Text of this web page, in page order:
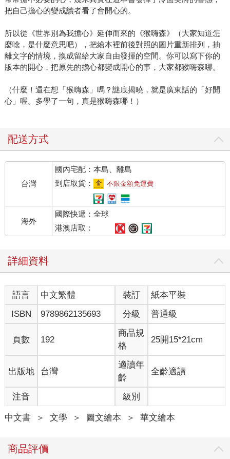
把自己擔心的變成讀者看了會開心的。
所以從《世界別為我擔心》延伸而來的《猴嗨森》（大家知道怎
麼唸，是什麼意思吧），把繪本裡前後對照的圖片重新排列，抽
離文字的情境，換成留給大家自由發揮的空間。你可以寫下你的
版本的開心，把原先的擔心都變成開心的事，大家都猴嗨森哪。
（什麼！還在想「猴嗨森」嗎？謎底揭曉，就是廣東話的「好開
心」喔。多學了一句，真是猴嗨森哪！）
配送方式
台灣
國內宅配：本島、離島
到店取貨：
不限金額免運費
海外
國際快遞：全球
港澳店取：
詳細資料
語言 中文繁體 裝訂
紙本平裝
ISBN
9789862135693 分級 普通級
頁數 192
商品規
格
25開15*21cm
出版地 台灣
適讀年
齡
全齡適讀
注音 級別
中文書 ＞ 文學 ＞ 圖文繪本 ＞ 華文繪本
商品評價